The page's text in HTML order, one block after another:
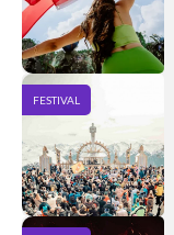
FESTIVAL